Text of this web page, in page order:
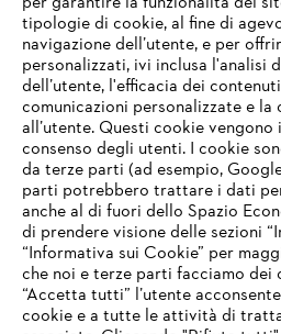
L’azienda
STIHL FAQ
Service
IHR BROWSER
UNTERSTÜTZT
tipologie di cookie, al fine di
navigazione dell’utente, e per
personalizzati, ivi inclusa l'analisi
dell’utente, l'efficacia dei
comunicazioni personalizzate e
all’utente. Questi cookie
consenso degli utenti. I cookie
da terze parti (ad esempio,
parti potrebbero trattare i dati
anche al di fuori dello Spazio
di prendere visione delle sezioni
“Informativa sui Cookie” per
che noi e terze parti facciamo dei
“Accetta tutti” l’utente
cookie e a tutte le attività di